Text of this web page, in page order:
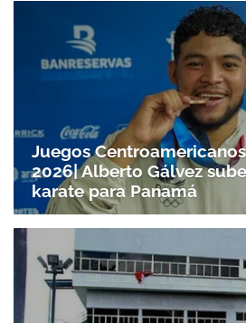
Juegos
2026| Alberto Gálvez
karate para Panamá